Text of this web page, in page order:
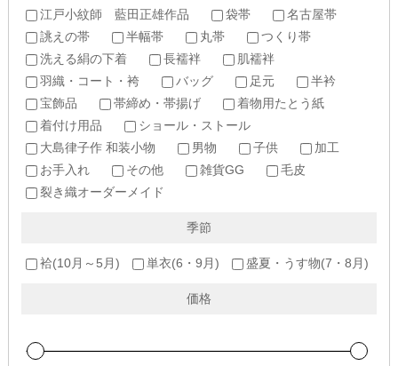
江戸小紋師 藍田正雄作品
袋帯
名古屋帯
誂えの帯
半幅帯 丸帯
つくり帯
洗える絹の下着
長襦袢
肌襦袢
羽織・コート・袴
バッグ 足元
半衿
宝飾品
帯締め・帯揚げ
着物用たとう紙
着付け用品
ショール・ストール
大島律子作 和装小物
男物 子供
加工
お手入れ
その他 雑貨GG
毛皮
裂き織オーダーメイド
季節
袷(10月～5月) 単衣(6・9月) 盛夏・うす物(7・8月)
価格